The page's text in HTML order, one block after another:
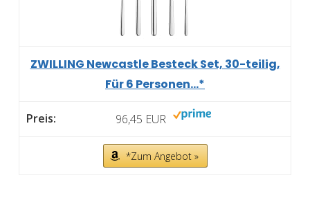
ZWILLING Newcastle Besteck Set, 30-teilig,
Für 6 Personen...*
96,45 EUR
*Zum Angebot »